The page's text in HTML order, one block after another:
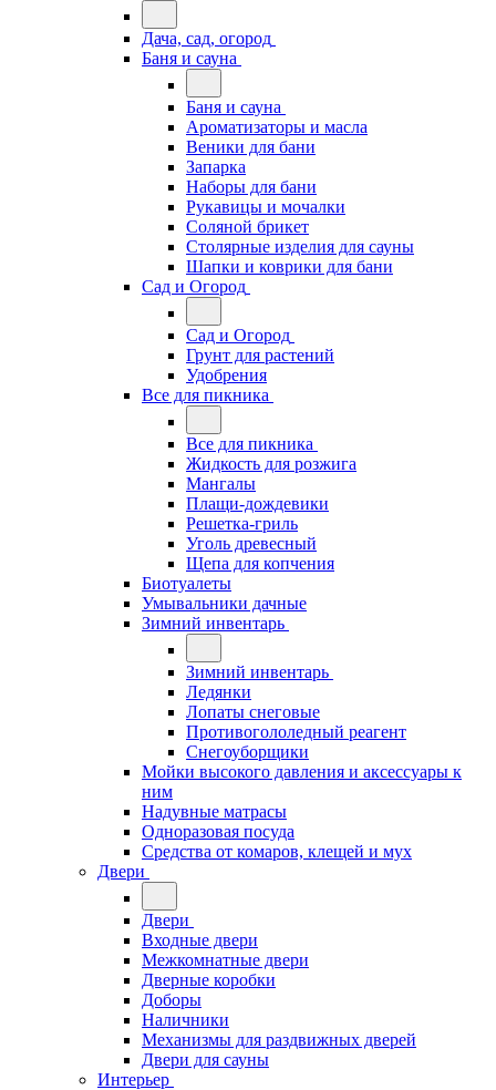
Дача, сад, огород
Баня и сауна
Баня и сауна
Ароматизаторы и масла
Веники для бани
Запарка
Наборы для бани
Рукавицы и мочалки
Соляной брикет
Столярные изделия для сауны
Шапки и коврики для бани
Сад и Огород
Сад и Огород
Грунт для растений
Удобрения
Все для пикника
Все для пикника
Жидкость для розжига
Мангалы
Плащи-дождевики
Решетка-гриль
Уголь древесный
Щепа для копчения
Биотуалеты
Умывальники дачные
Зимний инвентарь
Зимний инвентарь
Ледянки
Лопаты снеговые
Противогололедный реагент
Снегоуборщики
Мойки высокого давления и аксессуары к
ним
Надувные матрасы
Одноразовая посуда
Средства от комаров, клещей и мух
Двери
Двери
Входные двери
Межкомнатные двери
Дверные коробки
Доборы
Наличники
Механизмы для раздвижных дверей
Двери для сауны
Интерьер